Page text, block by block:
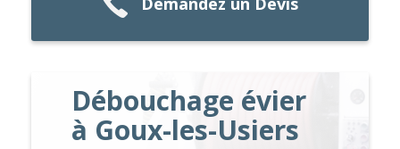
Débouchage évier
à Goux-les-Usiers